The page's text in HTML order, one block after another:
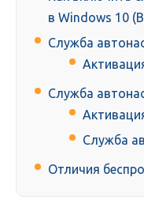
в Windows 10
Служба
Служба
Служба
Отличия